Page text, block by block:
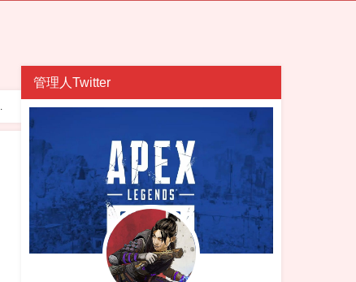
管理人Twitter